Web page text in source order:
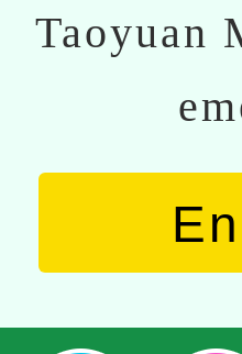
Taoyuan